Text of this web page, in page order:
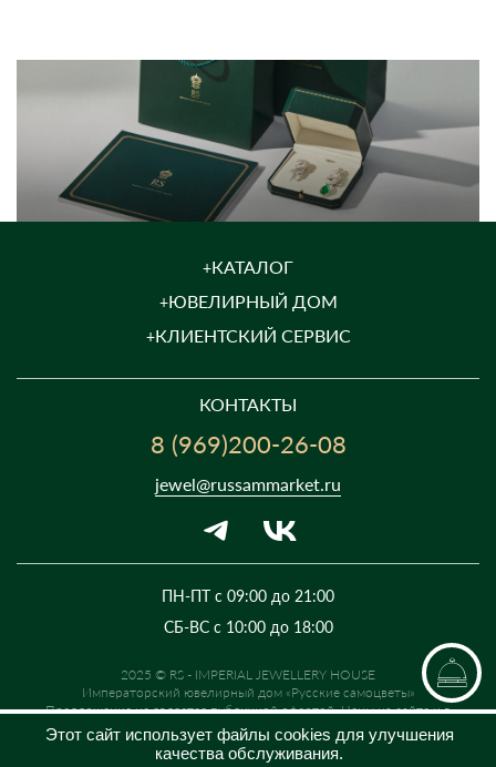
КАТАЛОГ
ЮВЕЛИРНЫЙ ДОМ
КЛИЕНТСКИЙ СЕРВИС
КОНТАКТЫ
8 (969)200-26-08
ПН-ПТ с 09:00 до 21:00
СБ-ВС с 10:00 до 18:00
jewel@russammarket.ru
2025 © RS - IMPERIAL JEWELLERY HOUSE
Императорский ювелирный дом «Русские самоцветы»
Предложение не является публичной офертой. Цены на сайте и в
розничной сети могут отличаться. Информация на сайте о товаре носит
рекламный характер и расценивается как приглашение делать
оферты на основании п.1 ст. 437 Гражданского кодекса РФ.
Этот сайт использует файлы cookies для улучшения
качества обслуживания.